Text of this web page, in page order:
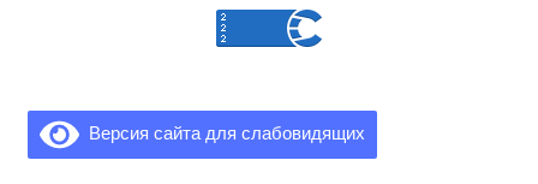
Версия сайта для слабовидящих